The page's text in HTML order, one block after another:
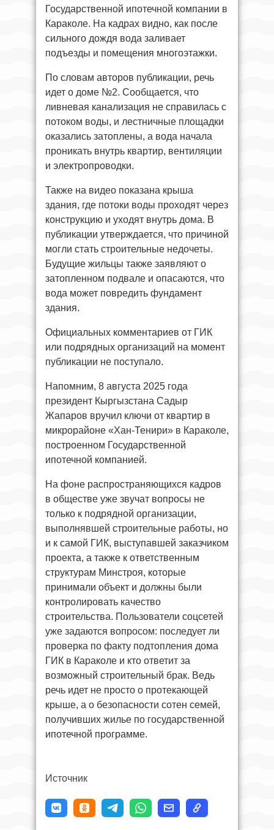
Государственной ипотечной компании в
Караколе. На кадрах видно, как после
сильного дождя вода заливает
подъезды и помещения многоэтажки.
По словам авторов публикации, речь
идет о доме №2. Сообщается, что
ливневая канализация не справилась с
потоком воды, и лестничные площадки
оказались затоплены, а вода начала
проникать внутрь квартир, вентиляции
и электропроводки.
Также на видео показана крыша
здания, где потоки воды проходят через
конструкцию и уходят внутрь дома. В
публикации утверждается, что причиной
могли стать строительные недочеты.
Будущие жильцы также заявляют о
затопленном подвале и опасаются, что
вода может повредить фундамент
здания.
Официальных комментариев от ГИК
или подрядных организаций на момент
публикации не поступало.
Напомним, 8 августа 2025 года
президент Кыргызстана Садыр
Жапаров вручил ключи от квартир в
микрорайоне «Хан-Тенири» в Караколе,
построенном Государственной
ипотечной компанией.
На фоне распространяющихся кадров
в обществе уже звучат вопросы не
только к подрядной организации,
выполнявшей строительные работы, но
и к самой ГИК, выступавшей заказчиком
проекта, а также к ответственным
структурам Минстроя, которые
принимали объект и должны были
контролировать качество
строительства. Пользователи соцсетей
уже задаются вопросом: последует ли
проверка по факту подтопления дома
ГИК в Караколе и кто ответит за
возможный строительный брак. Ведь
речь идет не просто о протекающей
крыше, а о безопасности сотен семей,
получивших жилье по государственной
ипотечной программе.
Источник